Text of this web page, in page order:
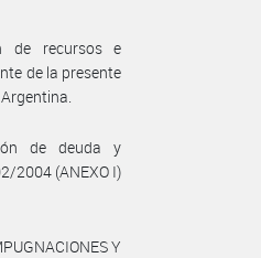
de recursos e
de la presente
de deuda y
2004 (ANEXO I)
Y